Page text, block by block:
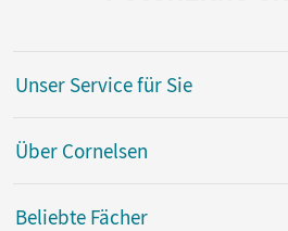
Unser Service für Sie
Über Cornelsen
Beliebte Fächer